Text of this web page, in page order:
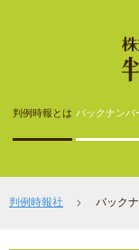
判例時報とは バックナンバ
判例時報社 バック